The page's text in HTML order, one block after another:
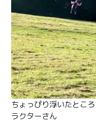
ちょっぴり浮いたとこ
ラクターさん